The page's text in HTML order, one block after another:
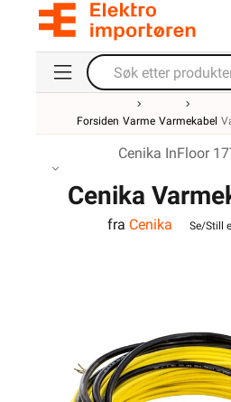
Forsiden Varme Varmekabel
Cenika InFloor
Cenika
450W
fra Cenika Se/Still